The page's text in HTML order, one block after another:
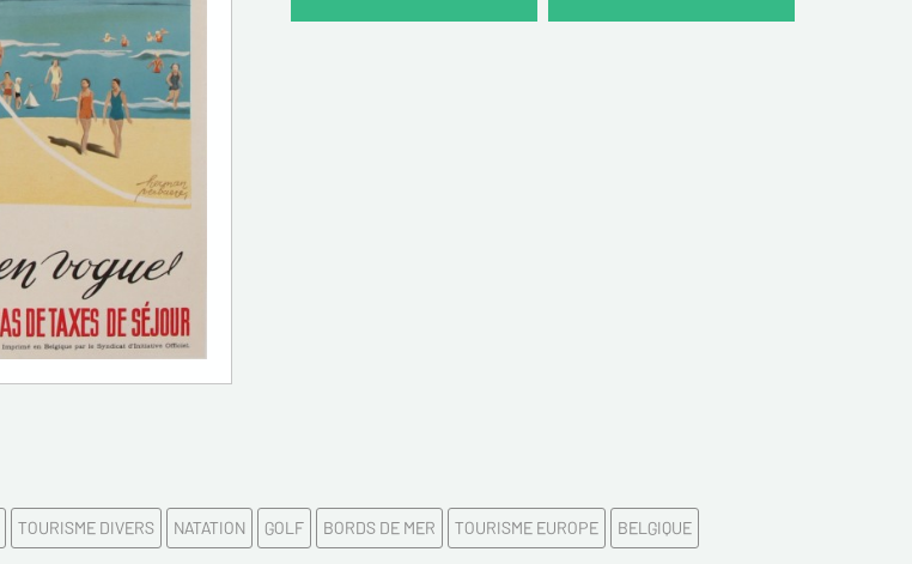
TOURISME DIVERS NATATION GOLF BORDS DE MER TOURISME EUROPE BELGIQUE